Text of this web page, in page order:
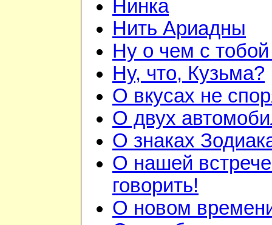
Нинка
Нить Ариадны
Ну о чем с тобой
Ну, что, Кузьма?
О вкусах не
О двух
О знаках
О нашей
говорить!
О новом